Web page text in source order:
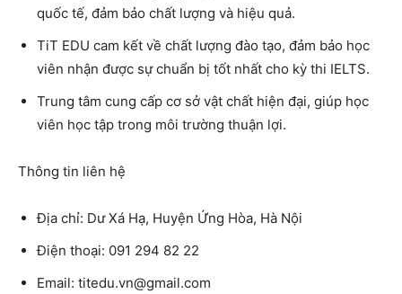
quốc tế, đảm bảo chất lượng và hiệu quả.
TiT EDU cam kết về chất lượng đào tạo, đảm bảo học
viên nhận được sự chuẩn bị tốt nhất cho kỳ thi IELTS.
Trung tâm cung cấp cơ sở vật chất hiện đại, giúp học
viên học tập trong môi trường thuận lợi.
Thông tin liên hệ
Địa chỉ: Dư Xá Hạ, Huyện Ứng Hòa, Hà Nội
Điện thoại: 091 294 82 22
Email: titedu.vn@gmail.com